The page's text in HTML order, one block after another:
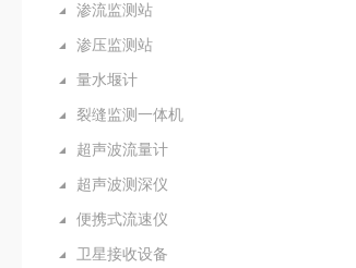
渗流监测站
渗压监测站
量水堰计
裂缝监测一体机
超声波流量计
超声波测深仪
便携式流速仪
卫星接收设备